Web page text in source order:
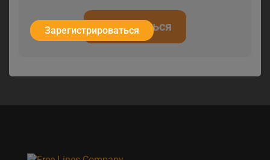
Подписаться
Зарегистрироваться